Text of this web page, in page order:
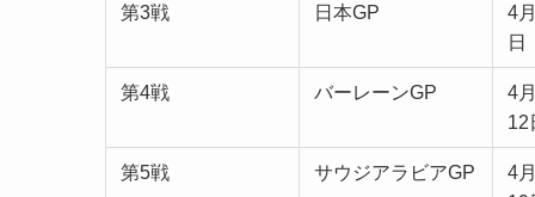
第3戦 日本GP
4
日
第4戦 バーレーンGP
4
12
第5戦 サウジアラビアGP
4